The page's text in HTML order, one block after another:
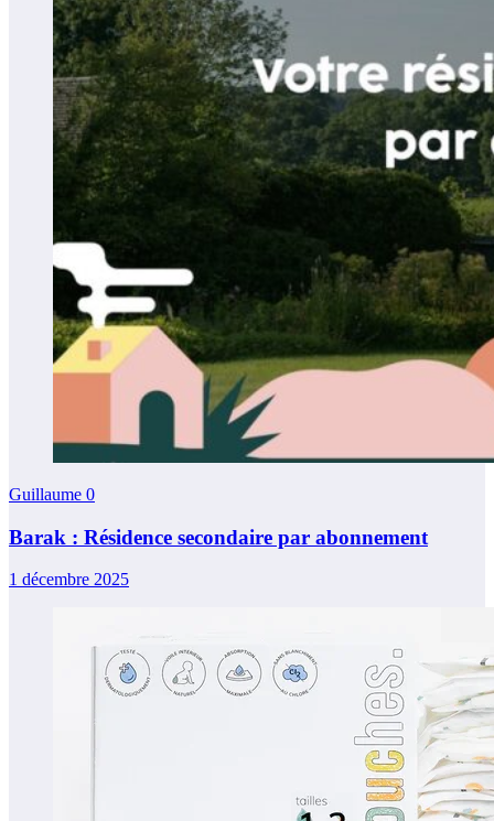
Guillaume 0
Barak : Résidence secondaire par abonnement
1 décembre 2025